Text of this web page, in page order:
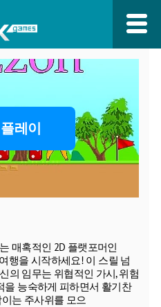
레이
매혹적인 2D 플랫포머인
행을 시작하세요! 이 스릴 넘
의 임무는 위협적인 가시, 위험
을 능숙하게 피하면서 활기찬
는 주사위를 모으